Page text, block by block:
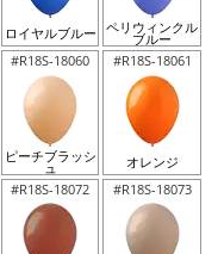
ロイヤルブルー ペリウィンクル
ブルー
#R18S-18060
ピーチブラッシ
ュ
#R18S-18061
オレンジ
#R18S-18072 #R18S-18073